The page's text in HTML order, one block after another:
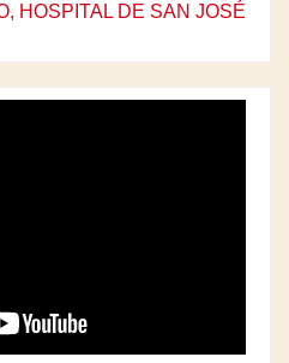
HOSPITAL DE SAN JOSÉ